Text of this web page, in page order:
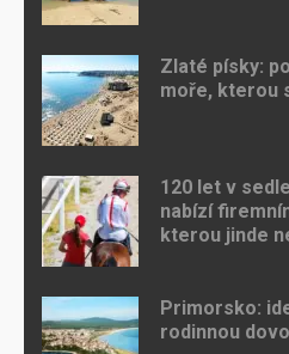
Zlaté písky:
moře, kterou
120 let v
nabízí
kterou jinde
Primorsko:
rodinnou